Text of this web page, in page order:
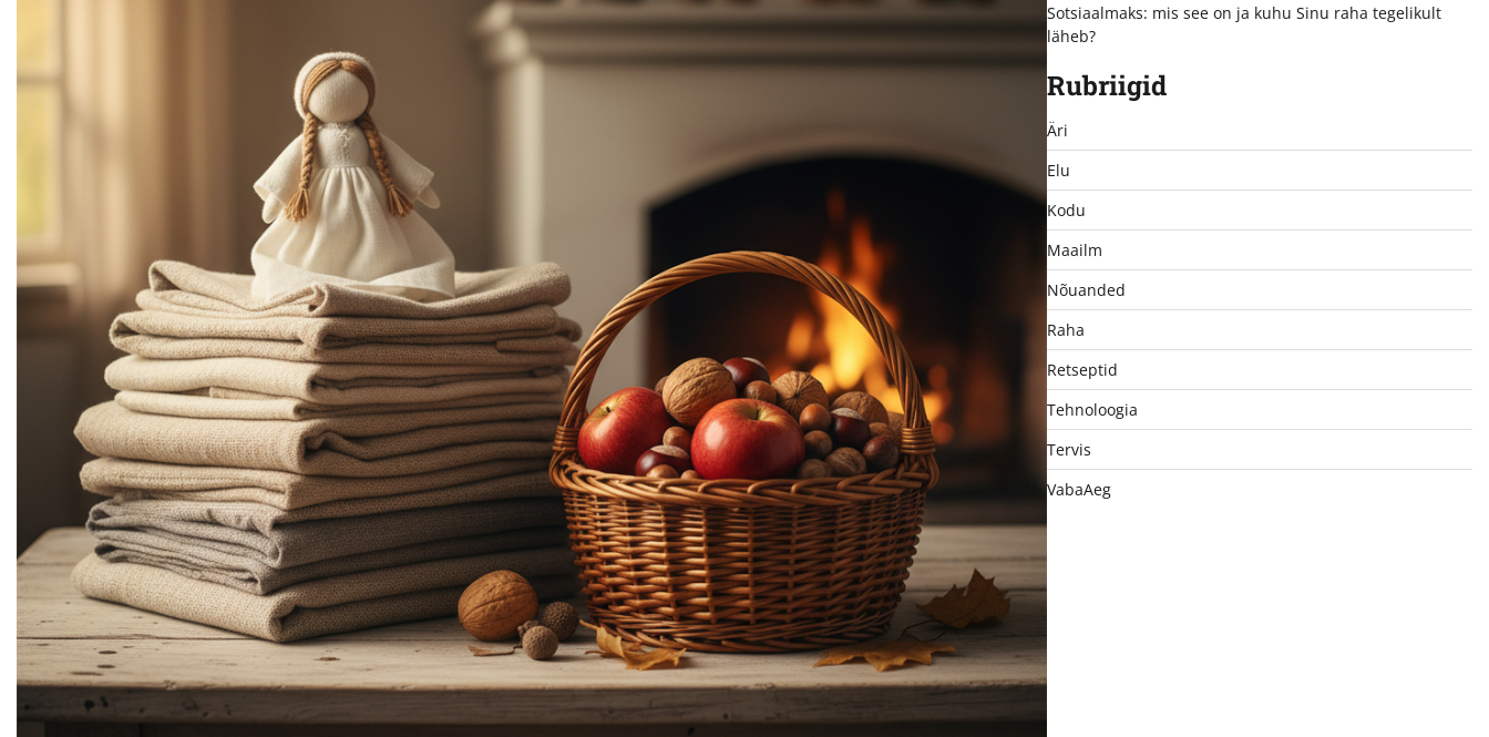
Sotsiaalmaks: mis see on ja kuhu Sinu raha tegelikult
läheb?
Rubriigid
Äri
Elu
Kodu
Maailm
Nõuanded
Raha
Retseptid
Tehnoloogia
Tervis
VabaAeg